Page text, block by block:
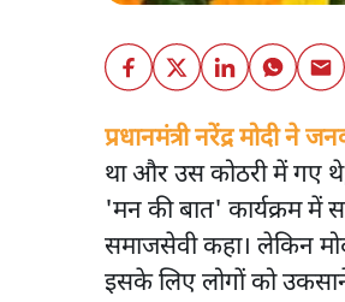
प्रधानमंत्री नरेंद्र मोदी ने
था और उस कोठरी में गए
'मन की बात' कार्यक्रम में
समाजसेवी कहा। लेकिन
इसके लिए लोगों को